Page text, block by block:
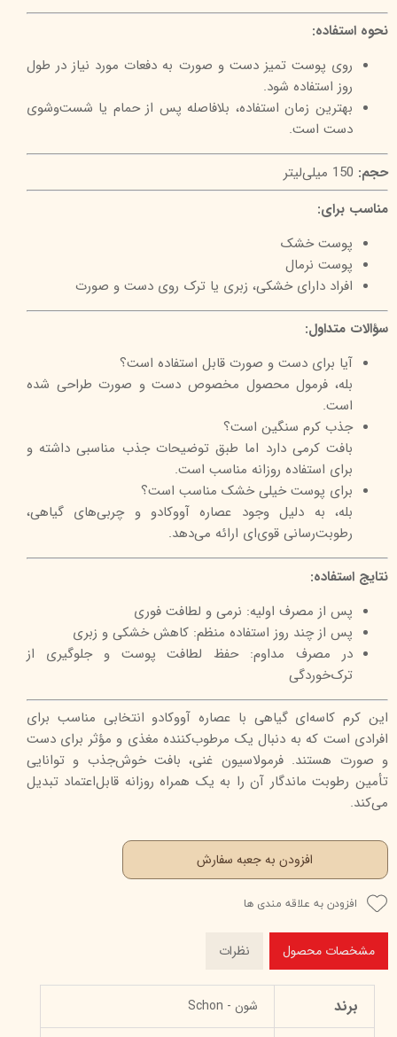
نحوه استفاده:
روی پوست تمیز دست و صورت به دفعات مورد نیاز در طول
روز استفاده شود.
بهترین زمان استفاده، بلافاصله پس از حمام یا شست‌وشوی
دست است.
حجم: 150 میلی‌لیتر
مناسب برای:
پوست خشک
پوست نرمال
افراد دارای خشکی، زبری یا ترک روی دست و صورت
سؤالات متداول:
آیا برای دست و صورت قابل استفاده است؟
بله، فرمول محصول مخصوص دست و صورت طراحی شده
است.
جذب کرم سنگین است؟
بافت کرمی دارد اما طبق توضیحات جذب مناسبی داشته و
برای استفاده روزانه مناسب است.
برای پوست خیلی خشک مناسب است؟
بله، به دلیل وجود عصاره آووکادو و چربی‌های گیاهی،
رطوبت‌رسانی قوی‌ای ارائه می‌دهد.
نتایج استفاده:
پس از مصرف اولیه: نرمی و لطافت فوری
پس از چند روز استفاده منظم: کاهش خشکی و زبری
در مصرف مداوم: حفظ لطافت پوست و جلوگیری از
ترک‌خوردگی
این کرم کاسه‌ای گیاهی با عصاره آووکادو انتخابی مناسب برای
افرادی است که به دنبال یک مرطوب‌کننده مغذی و مؤثر برای دست
و صورت هستند. فرمولاسیون غنی، بافت خوش‌جذب و توانایی
تأمین رطوبت ماندگار آن را به یک همراه روزانه قابل‌اعتماد تبدیل
می‌کند.
افزودن به جعبه سفارش
افزودن به علاقه مندی ها
مشخصات محصول نظرات
برند شون - Schon